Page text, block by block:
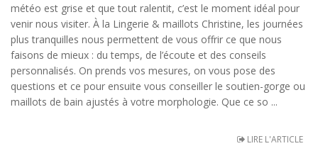
météo est grise et que tout ralentit, c’est le moment idéal pour
venir nous visiter. À la Lingerie & maillots Christine, les journées
plus tranquilles nous permettent de vous offrir ce que nous
faisons de mieux : du temps, de l’écoute et des conseils
personnalisés. On prends vos mesures, on vous pose des
questions et ce pour ensuite vous conseiller le soutien-gorge ou
maillots de bain ajustés à votre morphologie. Que ce so ...
LIRE L'ARTICLE